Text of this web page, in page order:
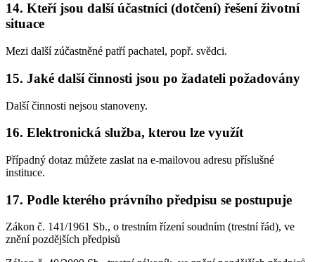
14. Kteří jsou další účastníci (dotčení) řešení životní
situace
Mezi další zúčastněné patří pachatel, popř. svědci.
15. Jaké další činnosti jsou po žadateli požadovány
Další činnosti nejsou stanoveny.
16. Elektronická služba, kterou lze využít
Případný dotaz můžete zaslat na e-mailovou adresu příslušné
instituce.
17. Podle kterého právního předpisu se postupuje
Zákon č. 141/1961 Sb., o trestním řízení soudním (trestní řád), ve
znění pozdějších předpisů